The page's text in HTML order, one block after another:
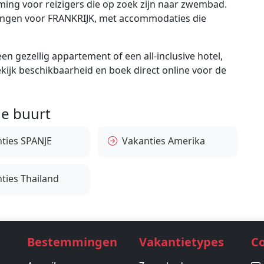
voor reizigers die op zoek zijn naar zwembad.
voor FRANKRIJK, met accommodaties die
gezellig appartement of een all-inclusive hotel,
beschikbaarheid en boek direct online voor de
buurt
SPANJE Vakanties Amerika
Thailand
Bestemmingen Vakantietypes